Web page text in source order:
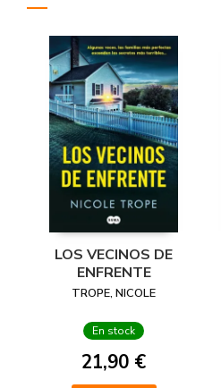
LOS VECINOS DE
ENFRENTE
TROPE, NICOLE
En stock
21,90 €